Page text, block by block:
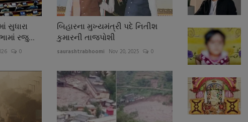
સુધારા
રજુ...
0
બિહારના મુખ્યમંત્રી પદે નિતીશ
કુમારની તાજપોશી
saurashtrabhoomi Nov 20, 2025 0